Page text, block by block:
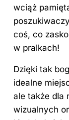
wciąż
coś, co
w pralkach!
Dzięki tak
idealne
ale także dla
wizualnych